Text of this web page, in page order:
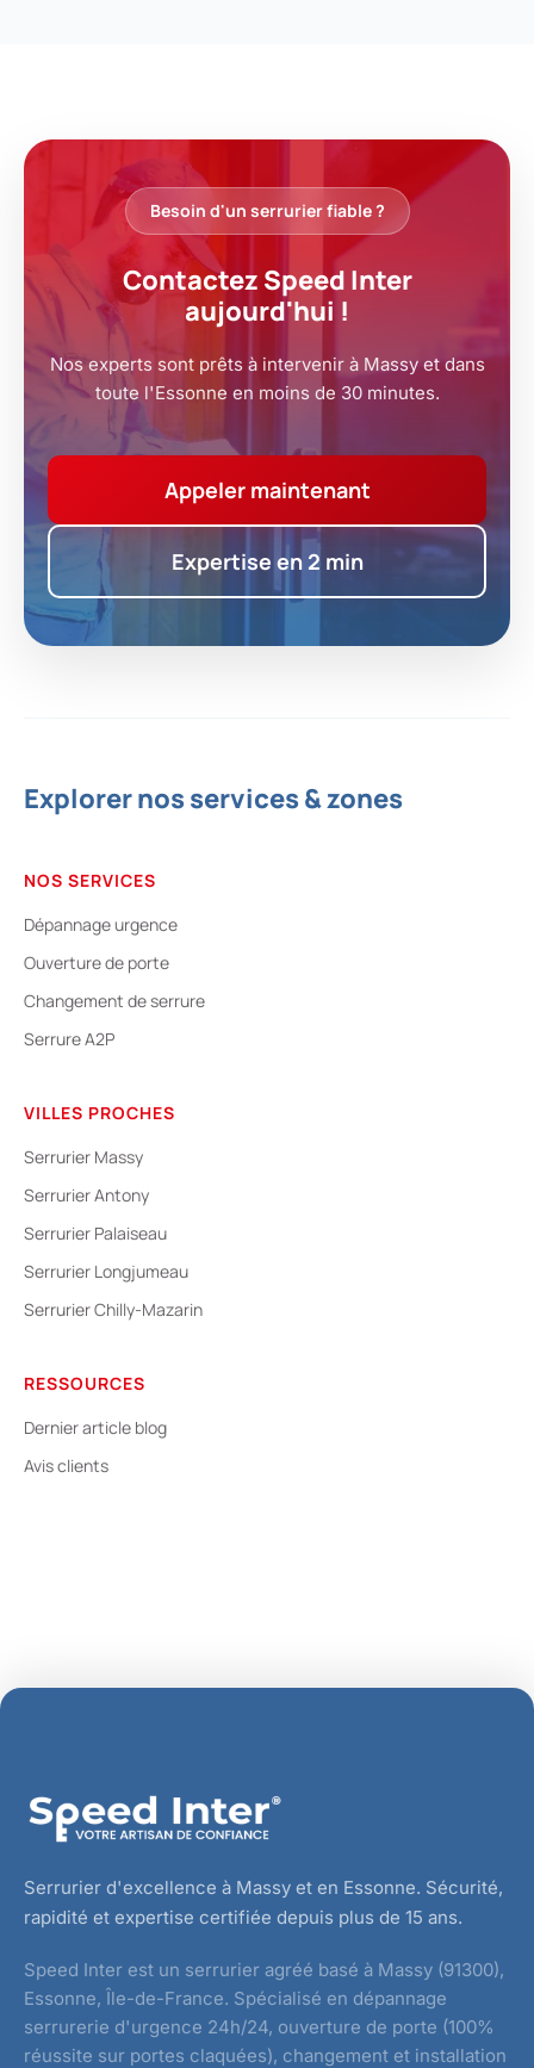
Besoin d'un serrurier fiable ?
Contactez Speed Inter
aujourd'hui !
Nos experts sont prêts à intervenir à Massy et dans
toute l'Essonne en moins de 30 minutes.
Appeler maintenant
Expertise en 2 min
Explorer nos services & zones
NOS SERVICES
Dépannage urgence
Ouverture de porte
Changement de serrure
Serrure A2P
VILLES PROCHES
Serrurier Massy
Serrurier Antony
Serrurier Palaiseau
Serrurier Longjumeau
Serrurier Chilly-Mazarin
RESSOURCES
Dernier article blog
Avis clients
Serrurier d'excellence à Massy et en Essonne. Sécurité,
rapidité et expertise certifiée depuis plus de 15 ans.
Speed Inter est un serrurier agréé basé à Massy (91300),
Essonne, Île-de-France. Spécialisé en dépannage
serrurerie d'urgence 24h/24, ouverture de porte (100%
réussite sur portes claquées), changement et installation